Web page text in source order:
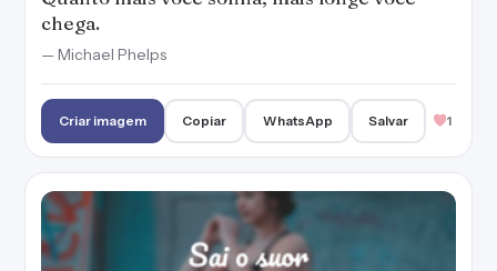
chega.
— Michael Phelps
Criar imagem Copiar WhatsApp Salvar 1